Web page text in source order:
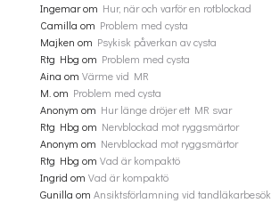
Ingemarom Hur, när och varför en rotblockad
Camilla om Problem med cysta
Majken om Psykisk påverkan av cysta
Rtg Hbg om Problem med cysta
Aina om Värme vid MR
M. om Problem med cysta
Anonym om Hur länge dröjer ett MR svar
Rtg Hbg om Nervblockad mot ryggsmärtor
Anonym om Nervblockad mot ryggsmärtor
Rtg Hbg om Vad är kompaktö
Ingrid om Vad är kompaktö
Gunilla om Ansiktsförlamning vid tandläkarbesök